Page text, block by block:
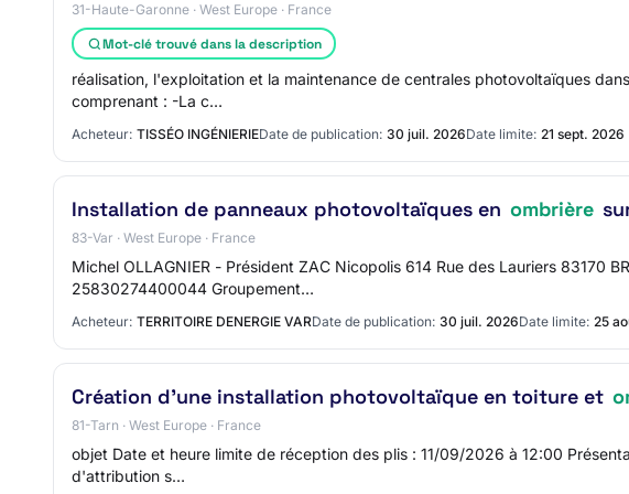
31-Haute-Garonne · West Europe · France
Mot-clé trouvé dans la description
réalisation, l'exploitation et la maintenance de centrales photovoltaïques
comprenant : -La c…
Acheteur: TISSÉO INGÉNIERIEDate de publication: 30 juil. 2026Date limite: 21 sept. 2026
Installation de panneaux photovoltaïques en ombrière
83-Var · West Europe · France
Michel OLLAGNIER - Président ZAC Nicopolis 614 Rue des Lauriers 83170
25830274400044 Groupement…
Acheteur: TERRITOIRE DENERGIE VARDate de publication: 30 juil. 2026Date limite: 25
Création d'une installation photovoltaïque en toiture et
81-Tarn · West Europe · France
objet Date et heure limite de réception des plis : 11/09/2026 à 12:00
d'attribution s…